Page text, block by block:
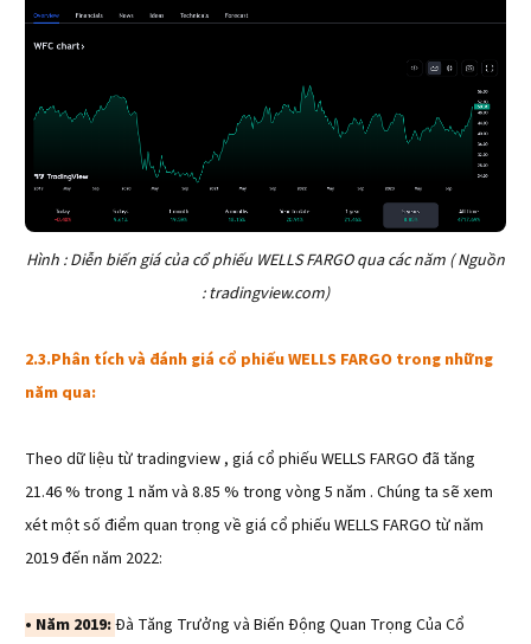
Hình : Diễn biến giá của cổ phiếu WELLS FARGO qua các năm ( Nguồn
: tradingview.com)
2.3.Phân tích và đánh giá cổ phiếu WELLS FARGO trong những
năm qua:
Theo dữ liệu từ tradingview , giá cổ phiếu WELLS FARGO đã tăng
21.46 % trong 1 năm và 8.85 % trong vòng 5 năm . Chúng ta sẽ xem
xét một số điểm quan trọng về giá cổ phiếu WELLS FARGO từ năm
2019 đến năm 2022:
• Năm 2019:Đà Tăng Trưởng và Biến Động Quan Trọng Của Cổ